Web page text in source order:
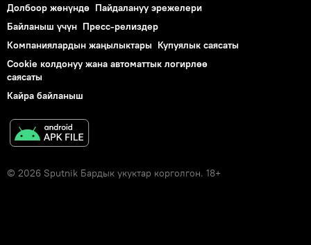
Долбоор жөнүндө Пайдалануу эрежелери
Байланыш үчүн Пресс-релиздер
Компаниялардын жаңылыктары Купуялык саясаты
Cookie колдонуу жана автоматтык логирлөө
саясаты
Кайра байланыш
© 2026 Sputnik Бардык укуктар корголгон. 18+